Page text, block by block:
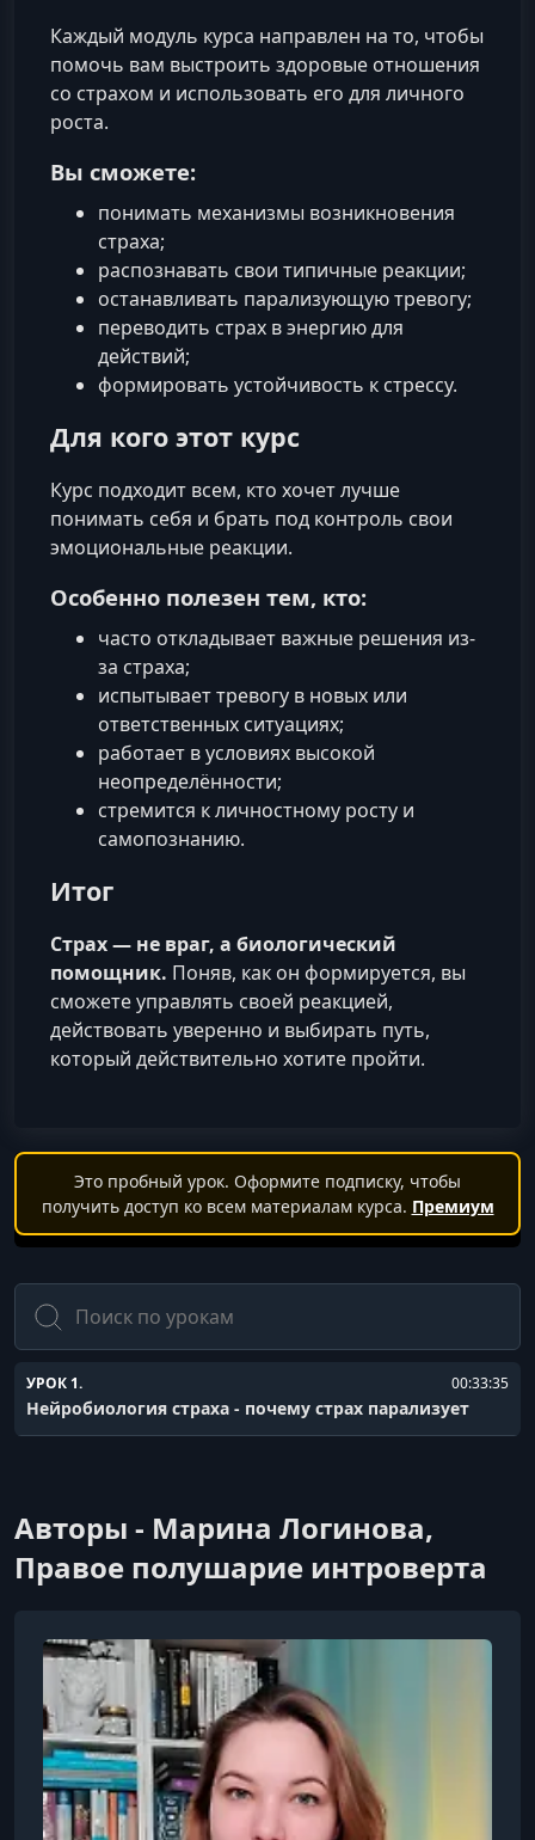
Каждый модуль курса направлен на то, чтобы
помочь вам выстроить здоровые отношения
со страхом и использовать его для личного
роста.
Вы сможете:
понимать механизмы возникновения
страха;
распознавать свои типичные реакции;
останавливать парализующую тревогу;
переводить страх в энергию для
действий;
формировать устойчивость к стрессу.
Для кого этот курс
Курс подходит всем, кто хочет лучше
понимать себя и брать под контроль свои
эмоциональные реакции.
Особенно полезен тем, кто:
часто откладывает важные решения из-
за страха;
испытывает тревогу в новых или
ответственных ситуациях;
работает в условиях высокой
неопределённости;
стремится к личностному росту и
самопознанию.
Итог
Страх — не враг, а биологический
помощник. Поняв, как он формируется, вы
сможете управлять своей реакцией,
действовать уверенно и выбирать путь,
который действительно хотите пройти.
Это пробный урок. Оформите подписку, чтобы
получить доступ ко всем материалам курса. Премиум
Поиск
УРОК 1. 00:33:35
Нейробиология страха - почему страх парализует
Авторы - Марина Логинова,
Правое полушарие интроверта